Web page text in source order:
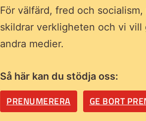
För välfärd, fred och
skildrar verkligheten och vi vill
andra medier.
Så här kan du stödja oss:
PRENUMERERA GE BORT